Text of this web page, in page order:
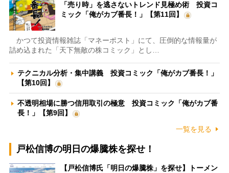
「売り時」を逃さないトレンド見極め術 投資コ
ミック「俺がカブ番長！」【第11回】
かつて投資情報雑誌「マネーポスト」にて、圧倒的な情報量が
詰め込まれた「天下無敵の株コミック」とし…
テクニカル分析・集中講義 投資コミック「俺がカブ番長！」
【第10回】
不透明相場に勝つ信用取引の極意 投資コミック「俺がカブ番
長！」【第9回】
一覧を見る
戸松信博の明日の爆騰株を探せ！
【戸松信博氏「明日の爆騰株」を探せ】トーメン